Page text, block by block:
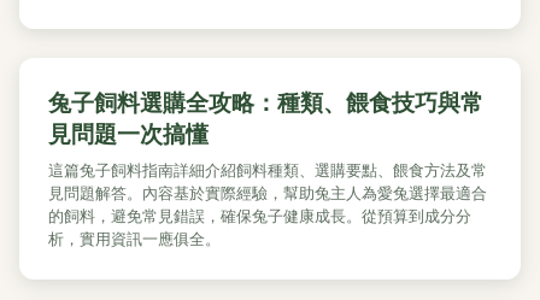
兔子飼料選購全攻略：種類、餵食技巧與常
見問題一次搞懂
這篇兔子飼料指南詳細介紹飼料種類、選購要點、餵食方法及常
見問題解答。內容基於實際經驗，幫助兔主人為愛兔選擇最適合
的飼料，避免常見錯誤，確保兔子健康成長。從預算到成分分
析，實用資訊一應俱全。